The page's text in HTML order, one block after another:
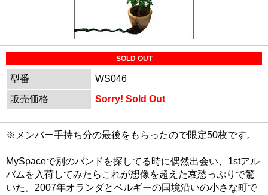
SOLD OUT
型番
WS046
販売価格
Sorry! Sold Out
※メンバー手持ち分の最後をもらったので限定50枚です。
MySpaceで別のバンドを探してる時に偶然出会い、1stアル
バムを入荷してみたらこれが想像を超えた哀愁っぷりで驚
いた。2007年オランダとベルギーの国境沿いの小さな町で